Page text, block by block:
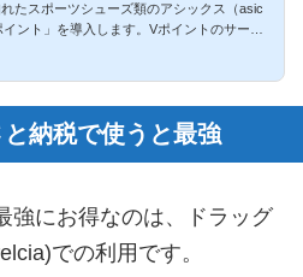
たスポーツシューズ類のアシックス（asic
ント」を導入します。Vポイントのサービ
納税で使うと最強
強にお得なのは、ドラッグ
での利用です。